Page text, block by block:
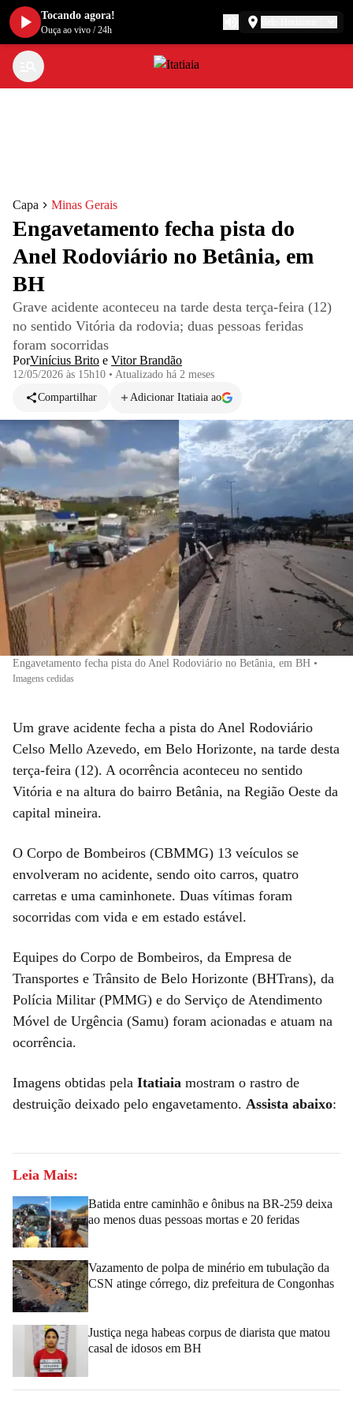
Capa Minas Gerais
Engavetamento fecha pista do
Anel Rodoviário no Betânia, em
BH
Grave acidente aconteceu na tarde desta terça-feira (12)
no sentido Vitória da rodovia; duas pessoas feridas
foram socorridas
PorVinícius Brito e Vitor Brandão
12/05/2026 às 15h10 • Atualizado há 2 meses
Compartilhar
Adicionar Itatiaia ao
Engavetamento fecha pista do Anel Rodoviário no Betânia, em BH •
Imagens cedidas
Um grave acidente fecha a pista do Anel Rodoviário
Celso Mello Azevedo, em Belo Horizonte, na tarde desta
terça-feira (12). A ocorrência aconteceu no sentido
Vitória e na altura do bairro Betânia, na Região Oeste da
capital mineira.
O Corpo de Bombeiros (CBMMG) 13 veículos se
envolveram no acidente, sendo oito carros, quatro
carretas e uma caminhonete. Duas vítimas foram
socorridas com vida e em estado estável.
Equipes do Corpo de Bombeiros, da Empresa de
Transportes e Trânsito de Belo Horizonte (BHTrans), da
Polícia Militar (PMMG) e do Serviço de Atendimento
Móvel de Urgência (Samu) foram acionadas e atuam na
ocorrência.
Imagens obtidas pela Itatiaia mostram o rastro de
destruição deixado pelo engavetamento. Assista abaixo:
Leia Mais:
Batida entre caminhão e ônibus na BR-259 deixa
ao menos duas pessoas mortas e 20 feridas
Vazamento de polpa de minério em tubulação da
CSN atinge córrego, diz prefeitura de Congonhas
Justiça nega habeas corpus de diarista que matou
casal de idosos em BH
Tocando agora!
Ouça ao vivo /24h